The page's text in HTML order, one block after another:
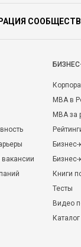
MBA в
MBA
Бизнес-
Книги
Тесты
Видео